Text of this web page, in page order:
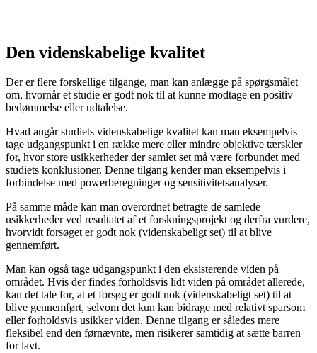
Den videnskabelige kvalitet
Der er flere forskellige tilgange, man kan anlægge på spørgsmålet
om, hvornår et studie er godt nok til at kunne modtage en positiv
bedømmelse eller udtalelse.
Hvad angår studiets videnskabelige kvalitet kan man eksempelvis
tage udgangspunkt i en række mere eller mindre objektive tærskler
for, hvor store usikkerheder der samlet set må være forbundet med
studiets konklusioner. Denne tilgang kender man eksempelvis i
forbindelse med powerberegninger og sensitivitetsanalyser.
På samme måde kan man overordnet betragte de samlede
usikkerheder ved resultatet af et forskningsprojekt og derfra vurdere,
hvorvidt forsøget er godt nok (videnskabeligt set) til at blive
gennemført.
Man kan også tage udgangspunkt i den eksisterende viden på
området. Hvis der findes forholdsvis lidt viden på området allerede,
kan det tale for, at et forsøg er godt nok (videnskabeligt set) til at
blive gennemført, selvom det kun kan bidrage med relativt sparsom
eller forholdsvis usikker viden. Denne tilgang er således mere
fleksibel end den førnævnte, men risikerer samtidig at sætte barren
for lavt.